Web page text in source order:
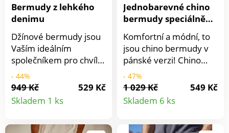
Bermudy z lehkého
denimu
Džínové bermudy jsou
Vaším ideálním
společníkem pro chvíle
uvolnění a odpočinku!
Lehký materiál a
perfektně padnoucí
střih. V pase šňůrka ke
- 44%
949 Kč
529 Kč
Skladem 1 ks
Detail
Jednobarevné chino
bermudy speciálně
pro větší bříško
Komfortní a módní, to
jsou chino bermudy v
pánské verzi! Chino
střih speciálně pro
postavu s větším
bříškem. Pod břichem
zakulacený střih pro
- 47%
1 029 Kč
549 Kč
Skladem 6 ks
Detail